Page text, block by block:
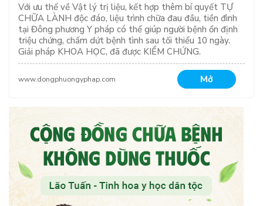
Với ưu thế về Vật lý trị liệu, kết hợp thêm bí quyết TỰ
CHỮA LÀNH độc đáo, liệu trình chữa đau đầu, tiền đình
tại Đông phương Y pháp có thể giúp người bệnh ổn định
triệu chứng, chấm dứt bệnh tình sau tối thiểu 10 ngày.
Giải pháp KHOA HỌC, đã được KIỂM CHỨNG.
www.dongphuongyphap.com Mở